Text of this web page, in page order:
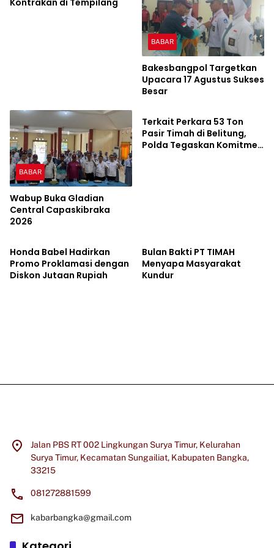
Kontrakan di Tempilang
BABAR
Bakesbangpol Targetkan
Upacara 17 Agustus Sukses
Besar
BABAR
Wabup Buka Gladian
Central Capaskibraka
2026
HEADLINE
Terkait Perkara 53 Ton
Pasir Timah di Belitung,
Polda Tegaskan Komitmen
HEADLINE
Honda Babel Hadirkan
Promo Proklamasi dengan
Diskon Jutaan Rupiah
Bulan Bakti PT TIMAH
Menyapa Masyarakat
Kundur
Jalan PBS RT 002 Lingkungan Surya Timur, Kelurahan
Surya Timur, Kecamatan Sungailiat, Kabupaten Bangka,
33215
081272881599
kabarbangka@gmail.com